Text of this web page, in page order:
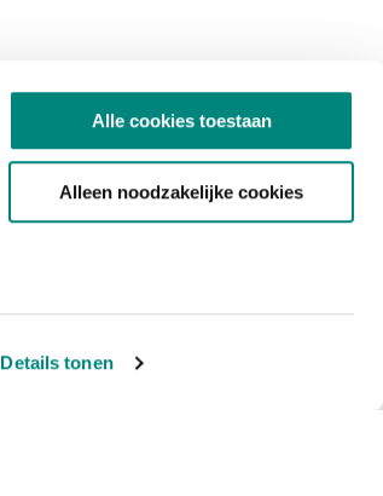
Details tonen
Alle cookies toestaan
Alleen noodzakelijke cookies